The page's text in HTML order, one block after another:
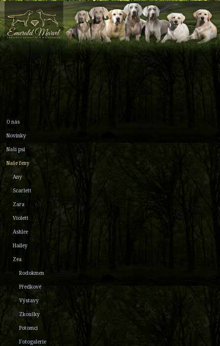
O nás
Novinky
Naši psi
Naše feny
Any
Scarlett
Zara
Violett
Ashlee
Hailey
Zea
Rodokmen
Předkové
Výstavy
Zkoušky
Potomci
Fotogalerie